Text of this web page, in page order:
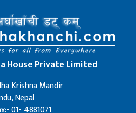
House Private Limited
Krishna Mandir
Nepal
01- 4881071